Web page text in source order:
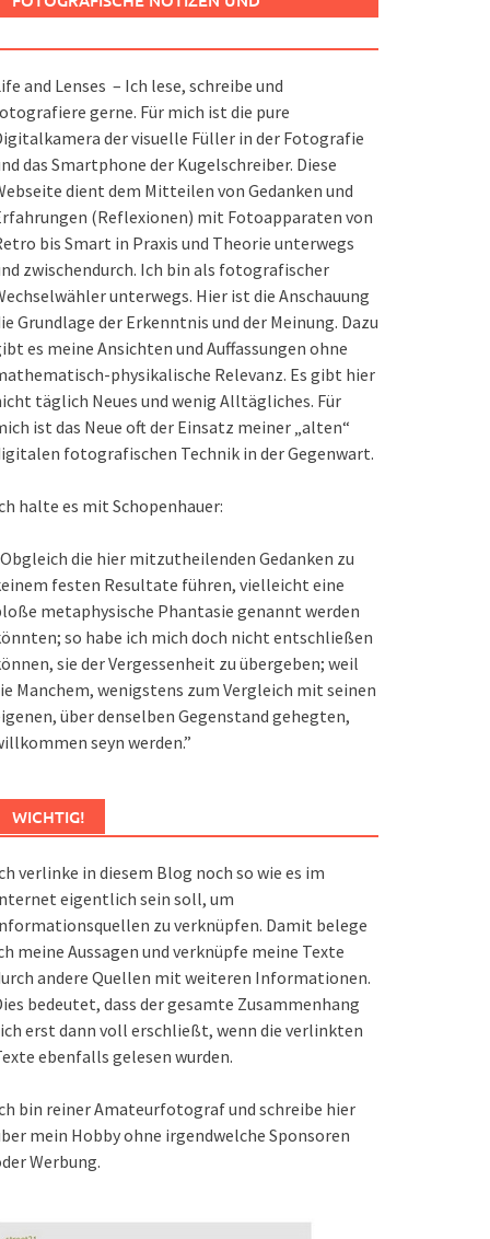
and Lenses – Ich lese, schreibe und
gerne. Für mich ist die pure
der visuelle Füller in der Fotografie
das Smartphone der Kugelschreiber. Diese
dient dem Mitteilen von Gedanken und
(Reflexionen) mit Fotoapparaten von
bis Smart in Praxis und Theorie unterwegs
zwischendurch. Ich bin als fotografischer
unterwegs. Hier ist die Anschauung
Grundlage der Erkenntnis und der Meinung. Dazu
es meine Ansichten und Auffassungen ohne
physikalische Relevanz. Es gibt hier
täglich Neues und wenig Alltägliches. Für
ist das Neue oft der Einsatz meiner „alten“
fotografischen Technik in der Gegenwart.
halte es mit Schopenhauer:
die hier mitzutheilenden Gedanken zu
festen Resultate führen, vielleicht eine
metaphysische Phantasie genannt werden
so habe ich mich doch nicht entschließen
sie der Vergessenheit zu übergeben; weil
Manchem, wenigstens zum Vergleich mit seinen
über denselben Gegenstand gehegten,
seyn werden.”
WICHTIG!
verlinke in diesem Blog noch so wie es im
eigentlich sein soll, um
zu verknüpfen. Damit belege
meine Aussagen und verknüpfe meine Texte
andere Quellen mit weiteren Informationen.
bedeutet, dass der gesamte Zusammenhang
erst dann voll erschließt, wenn die verlinkten
ebenfalls gelesen wurden.
bin reiner Amateurfotograf und schreibe hier
mein Hobby ohne irgendwelche Sponsoren
Werbung.